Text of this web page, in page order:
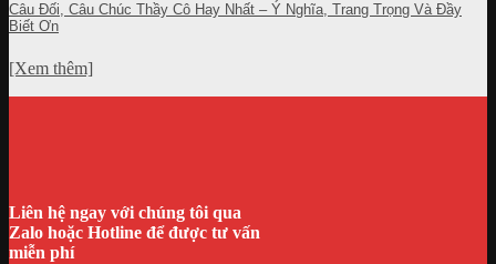
Câu Đối, Câu Chúc Thầy Cô Hay Nhất – Ý Nghĩa, Trang Trọng Và Đầy
Biết Ơn
[Xem thêm]
Liên hệ ngay với chúng tôi qua
Zalo hoặc Hotline để được tư vấn
miễn phí